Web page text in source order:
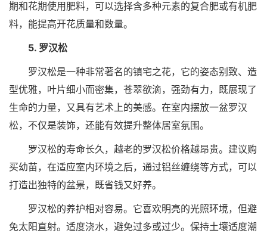
期和花期使用肥料，可以选择含多种元素的复合肥或有机肥
料，能提高开花质量和数量。
5. 罗汉松
罗汉松是一种非常著名的镇宅之花，它的姿态别致、造
型优雅，叶片细小而密集，苍翠欲滴，强劲有力，既展现了
生命的力量，又具有艺术上的美感。在室内摆放一盆罗汉
松，不仅是装饰，还能有效提升整体居室氛围。
罗汉松的寿命长久，越老的罗汉松价格越昂贵。建议购
买幼苗，在适应室内环境之后，通过铝丝缠绕等方式，可以
打造出独特的盆景，既省钱又好养。
罗汉松的养护相对容易。它喜欢明亮的光照环境，但避
免太阳直射。适度浇水，避免过多或过少。保持土壤适度潮